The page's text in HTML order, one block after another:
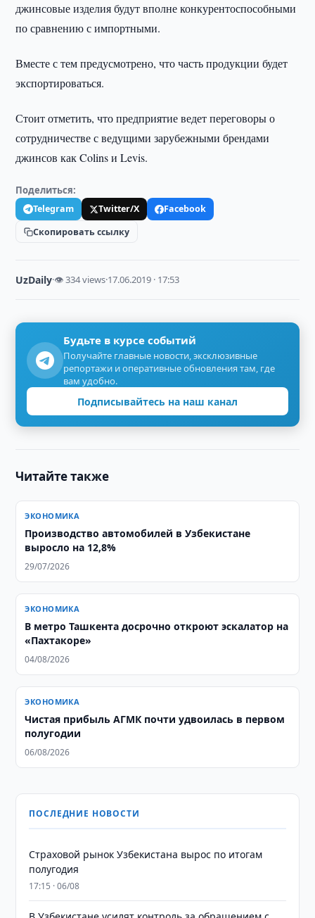
джинсовые изделия будут вполне конкурентоспособными
по сравнению с импортными.
Вместе с тем предусмотрено, что часть продукции будет
экспортироваться.
Стоит отметить, что предприятие ведет переговоры о
сотрудничестве с ведущими зарубежными брендами
джинсов как Colins и Levis.
Поделиться:
Telegram Twitter/X
Facebook
Скопировать ссылку
UzDaily·👁 334 views·17.06.2019 · 17:53
Будьте в курсе событий
Получайте главные новости, эксклюзивные
репортажи и оперативные обновления там, где
вам удобно.
Подписывайтесь на наш канал
Читайте также
ЭКОНОМИКА
Производство автомобилей в Узбекистане
выросло на 12,8%
29/07/2026
ЭКОНОМИКА
В метро Ташкента досрочно откроют эскалатор на
«Пахтакоре»
04/08/2026
ЭКОНОМИКА
Чистая прибыль АГМК почти удвоилась в первом
полугодии
06/08/2026
ПОСЛЕДНИЕ НОВОСТИ
Страховой рынок Узбекистана вырос по итогам
полугодия
17:15 · 06/08